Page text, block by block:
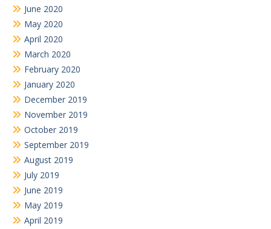
June 2020
May 2020
April 2020
March 2020
February 2020
January 2020
December 2019
November 2019
October 2019
September 2019
August 2019
July 2019
June 2019
May 2019
April 2019